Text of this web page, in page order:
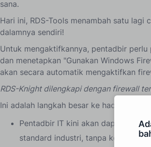
sana.
Hari ini, RDS-Tools menambah satu
dalamnya sendiri!
Untuk mengaktifkannya, pentadbir
dan menetapkan "Gunakan Windows
akan secara automatik mengaktifkan
RDS-Knight dilengkapi dengan firewall
Ini adalah langkah besar ke hadapan,
Pentadbir IT kini akan dapat
standard industri, tanpa konflik